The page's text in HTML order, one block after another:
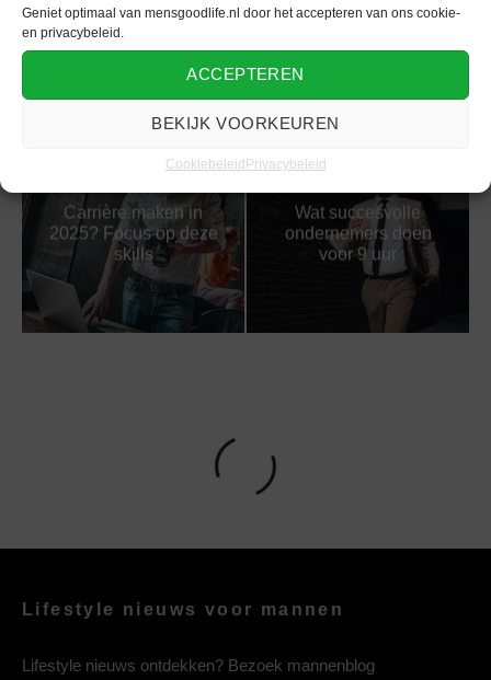
Geniet optimaal van mensgoodlife.nl door het accepteren van ons cookie-
en privacybeleid.
ACCEPTEREN
BEKIJK VOORKEUREN
CookiebeleidPrivacybeleid
lifestyletrends de
dagelijkse routines
van mannen
gewoontes die stiekem
Carrière maken in
2025? Focus op deze
skills
Wat succesvolle
ondernemers doen
voor 9 uur
Lifestyle nieuws voor mannen
Lifestyle nieuws ontdekken? Bezoek mannenblog